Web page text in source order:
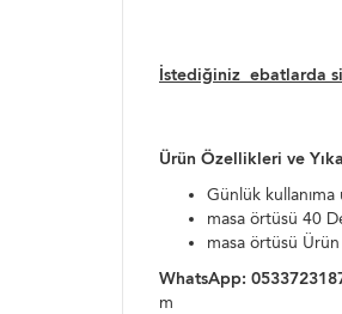
İstediğiniz ebatlarda
Ürün Özellikleri ve
Günlük
masa örtüsü 40
masa örtüsü
WhatsApp:
m